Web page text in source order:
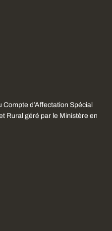
d’Affectation Spécial
Rural géré par le Ministère en